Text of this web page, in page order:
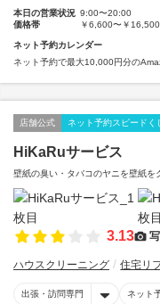
本日の営業状況 9:00〜20:00
価格帯
￥6,600〜￥16,500
ネット予約カレンダー
ネット予約で最大10,000円分の
店舗公式 ネット予約スピードく
HiKaRuサービス
壁紙の臭い・タバコのヤニを壁紙
3.13
ハウスクリーニング 住宅リ
出張・訪問専門 ネット